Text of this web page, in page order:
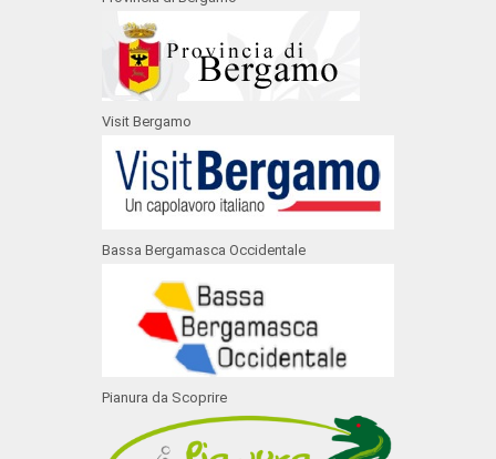
Visit Bergamo
Bassa Bergamasca Occidentale
Pianura da Scoprire